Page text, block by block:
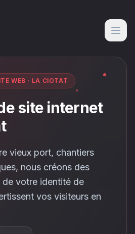
WEB · LA CIOTAT
site internet
vieux port, chantiers
nous créons des
votre identité de
vos visiteurs en